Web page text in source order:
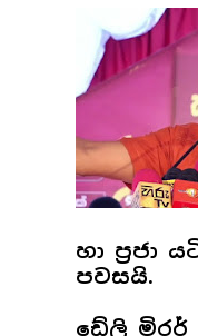
හා ප්‍රජා
පවසයි.
ඩේලි මිරර්